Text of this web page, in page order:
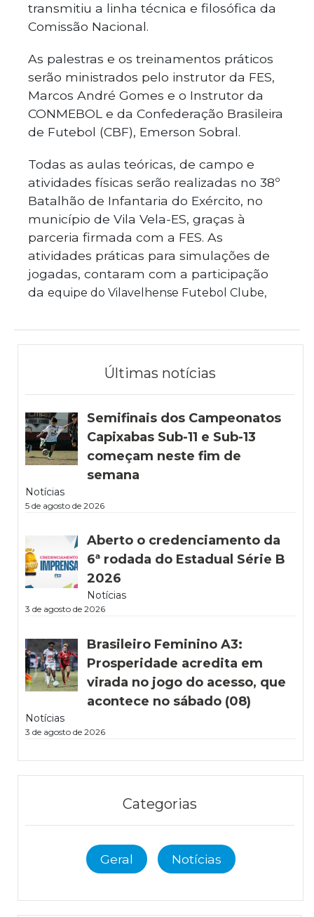
transmitiu a linha técnica e filosófica da
Comissão Nacional.
As palestras e os treinamentos práticos
serão ministrados pelo instrutor da FES,
Marcos André Gomes e o Instrutor da
CONMEBOL e da Confederação Brasileira
de Futebol (CBF), Emerson Sobral.
Todas as aulas teóricas, de campo e
atividades físicas serão realizadas no 38º
Batalhão de Infantaria do Exército, no
município de Vila Vela-ES, graças à
parceria firmada com a FES. As
atividades práticas para simulações de
jogadas, contaram com a participação
da equipe do Vilavelhense Futebol Clube,
Últimas notícias
Semifinais dos Campeonatos
Capixabas Sub-11 e Sub-13
começam neste fim de
semana
Notícias
5 de agosto de 2026
Aberto o credenciamento da
6ª rodada do Estadual Série B
2026
Notícias
3 de agosto de 2026
Brasileiro Feminino A3:
Prosperidade acredita em
virada no jogo do acesso, que
acontece no sábado (08)
Notícias
3 de agosto de 2026
Categorias
Geral Notícias